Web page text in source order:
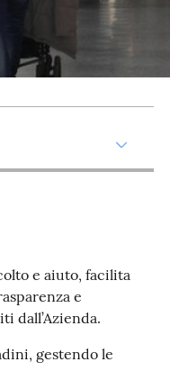
e aiuto, facilita
e
dall’Azienda.
gestendo le